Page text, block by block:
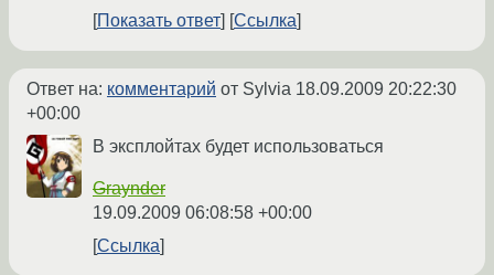
Показать ответ
Ссылка
Ответ на: комментарий от Sylvia 18.09.2009 20:22:30
+00:00
В эксплойтах будет использоваться
Graynder
19.09.2009 06:08:58 +00:00
Ссылка